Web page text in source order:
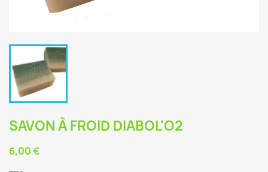
SAVON À FROID DIABOL'O2
6,00 €